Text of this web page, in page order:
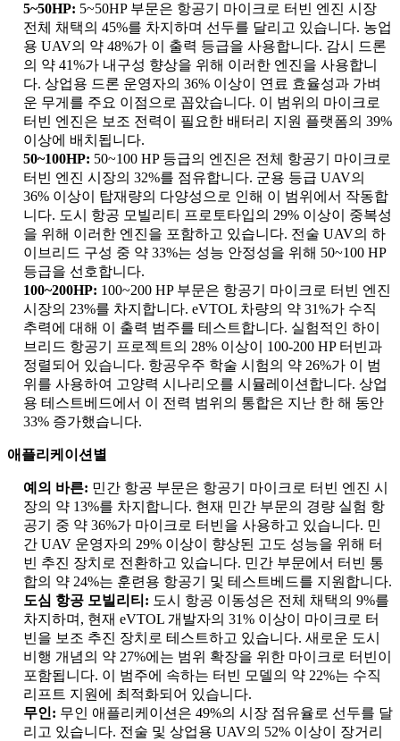
5~50HP: 5~50HP 부문은 항공기 마이크로 터빈 엔진 시장
전체 채택의 45%를 차지하며 선두를 달리고 있습니다. 농업
용 UAV의 약 48%가 이 출력 등급을 사용합니다. 감시 드론
의 약 41%가 내구성 향상을 위해 이러한 엔진을 사용합니
다. 상업용 드론 운영자의 36% 이상이 연료 효율성과 가벼
운 무게를 주요 이점으로 꼽았습니다. 이 범위의 마이크로
터빈 엔진은 보조 전력이 필요한 배터리 지원 플랫폼의 39%
이상에 배치됩니다.
50~100HP: 50~100 HP 등급의 엔진은 전체 항공기 마이크로
터빈 엔진 시장의 32%를 점유합니다. 군용 등급 UAV의
36% 이상이 탑재량의 다양성으로 인해 이 범위에서 작동합
니다. 도시 항공 모빌리티 프로토타입의 29% 이상이 중복성
을 위해 이러한 엔진을 포함하고 있습니다. 전술 UAV의 하
이브리드 구성 중 약 33%는 성능 안정성을 위해 50~100 HP
등급을 선호합니다.
100~200HP: 100~200 HP 부문은 항공기 마이크로 터빈 엔진
시장의 23%를 차지합니다. eVTOL 차량의 약 31%가 수직
추력에 대해 이 출력 범주를 테스트합니다. 실험적인 하이
브리드 항공기 프로젝트의 28% 이상이 100-200 HP 터빈과
정렬되어 있습니다. 항공우주 학술 시험의 약 26%가 이 범
위를 사용하여 고양력 시나리오를 시뮬레이션합니다. 상업
용 테스트베드에서 이 전력 범위의 통합은 지난 한 해 동안
33% 증가했습니다.
애플리케이션별
예의 바른: 민간 항공 부문은 항공기 마이크로 터빈 엔진 시
장의 약 13%를 차지합니다. 현재 민간 부문의 경량 실험 항
공기 중 약 36%가 마이크로 터빈을 사용하고 있습니다. 민
간 UAV 운영자의 29% 이상이 향상된 고도 성능을 위해 터
빈 추진 장치로 전환하고 있습니다. 민간 부문에서 터빈 통
합의 약 24%는 훈련용 항공기 및 테스트베드를 지원합니다.
도심 항공 모빌리티: 도시 항공 이동성은 전체 채택의 9%를
차지하며, 현재 eVTOL 개발자의 31% 이상이 마이크로 터
빈을 보조 추진 장치로 테스트하고 있습니다. 새로운 도시
비행 개념의 약 27%에는 범위 확장을 위한 마이크로 터빈이
포함됩니다. 이 범주에 속하는 터빈 모델의 약 22%는 수직
리프트 지원에 최적화되어 있습니다.
무인: 무인 애플리케이션은 49%의 시장 점유율로 선두를 달
리고 있습니다. 전술 및 상업용 UAV의 52% 이상이 장거리